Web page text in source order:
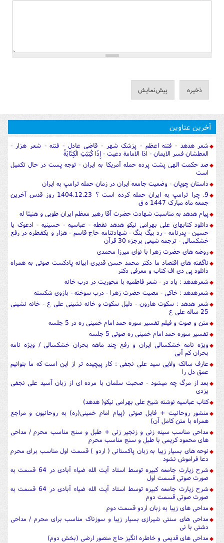
آخرین عناوین
شعر هدهد - فتنه اعظم - پزشک شهر - قاضی عادل - فتنه - شعر هزار -
العطشان فسر الایمان - اذا الامامة دعیت - إِذَا كُتِبَتِ الْكِتَابَةُ
صد حکمت الهی پشت پرده حمله آمریکا به ایران - توجه پست در حال تکمیل
است
داستان چوپان - وضعیت جامعه ایران در زمان حمله ترامپ به ایران
9. چرا ترامپ به ایران حمله کرده است ؟ 1404.12.23 روز قدس آخرین
جمعه ماه مبارک 1447 ه ق
پیام هدهد به مناسبت شهادت حضرت آقا رهبر معظم ایران طوبی و هنیئا له
دانلود کتابهای علی بهرامی نیکو هدهد نقطه - عباسیه - حسینیه - ادعوک یا
حسین - پدرنامه - رد بیگ بنگ - شهادتنامه حاج قاسم - هزار و یکقطره در رفع
خشکسالی - ترجمه شیعی برجزء 30 قرآن
روضه های حضرت زهرا با نوای میرزا محمدی
ناگفته های اقتصاد ما دکتر محمد حسن قدیری ابیانه پادکست صوتی به همراه
دانلود پی دی اف کتاب و معرفی دکتر
شعرهدهد : یاد در - شعر فاطمیه با محوریت در درب خانه
شعرهدهد : خاکی - مصیت حضرت زهرا - درب سوخته - بازوی شکسته
شعر هدهد : سکوت هارون - دلیل سکوت و خانه نشینی علی ع - خانه نشینی
25 ساله علی ع
متن و صوت و فیلم تفسیر سوره حمد امام خمینی ره در 5 جلسه
تفسیر سوره حمد امام خمینی ره صوتی 5 جلسه
ویژه نامه خشکسالی ایران و رفع چند ماهه بحران خشکسالی / ویژه نامه
بحران کم آبی
عارف سالک ولایی سید علی نجفی : کار پیچیده تر از این است که ما بتوانیم
عمق دل را
بعد از مرگ چه میشود - صحبت سلمان با مرده ای از زبان آسید علی نجفی
یزدی
کتاب عباسیه نوشته شیخ علی بهرامی نیکو( هدهد)
منشور روحانیت + فایل صوتی (پیام امام خمینی(ره) به روحانیون و مراجع
همراه با متن کامل آن)
مداحی مناسب سینه زنی و زنجیر زنی + طبل و سنج مناسب محرم / مداحی
های محمود کریمی با طبل و سنج مناسب محرم
نوحه های بسیار زیبا به زبان پاکستانی ( اردو ) قسمت اول مناسب برای محرم
دعا فراموش نشود
شرح زیارت جامعه کبیره توسط استاد آیت الله ضیاء آبادی در 64 قسمت به
صورت صوتی قسمت اول
شرح زیارت جامعه کبیره توسط استاد آیت الله ضیاء آبادی در 64 قسمت به
صورت صوتی قسمت دوم
مداحی های زیبا به زبان اردو قسمت دوم
مداحی های سنتی شیرازی بسیار زیبا و سوزناک مناسب برای محرم / مداحی
دشتی با نی
مداحی های قدیمی و خاطره انگیز حاج منصور ارضی (بخش دوم)